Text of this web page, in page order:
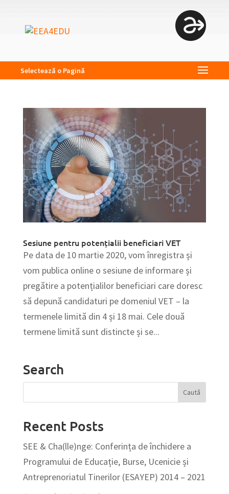
Selectează o Pagină
Sesiune pentru potențialii beneficiari VET
Pe data de 10 martie 2020, vom înregistra și
vom publica online o sesiune de informare și
pregătire a potențialilor beneficiari care doresc
să depună candidaturi pe domeniul VET – la
termenele limită din 4 și 18 mai. Cele două
termene limită sunt distincte și se...
Search
Recent Posts
SEE & Cha(lle)nge: Conferința de închidere a
Programului de Educație, Burse, Ucenicie și
Antreprenoriatul Tinerilor (ESAYEP) 2014 – 2021